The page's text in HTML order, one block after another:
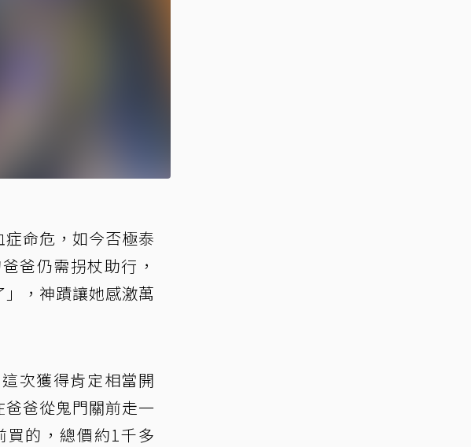
命危，如今否極泰
爸仍需拐杖助行，
，神蹟讓她感激萬
次獲得肯定相當開
爸從鬼門關前走一
的，總價約1千多